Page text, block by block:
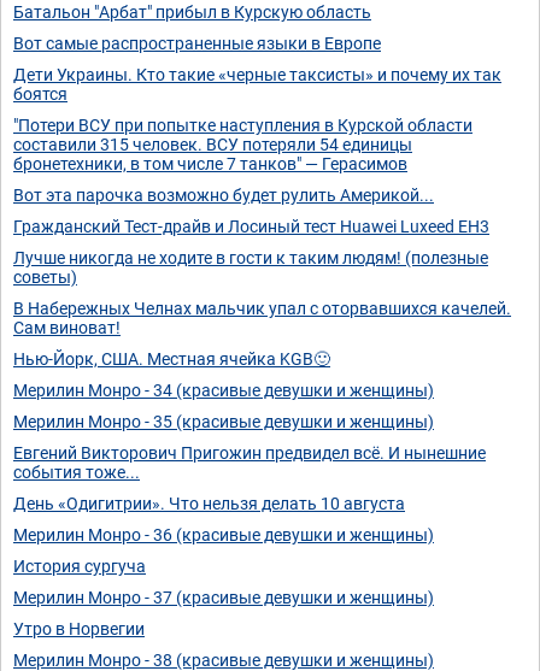
Батальон "Арбат" прибыл в Курскую область
Вот самые распространенные языки в Европе
Дети Украины. Кто такие «черные таксисты» и почему их так
боятся
"Потери ВСУ при попытке наступления в Курской области
составили 315 человек. ВСУ потеряли 54 единицы
бронетехники, в том числе 7 танков" — Герасимов
Вот эта парочка возможно будет рулить Америкой...
Гражданский Тест-драйв и Лосиный тест Huawei Luxeed EH3
Лучше никогда не ходите в гости к таким людям! (полезные
советы)
В Набережных Челнах мальчик упал с оторвавшихся качелей.
Сам виноват!
Нью-Йорк, США. Местная ячейка KGB🙂
Мерилин Монро - 34 (красивые девушки и женщины)
Мерилин Монро - 35 (красивые девушки и женщины)
Евгений Викторович Пригожин предвидел всё. И нынешние
события тоже...
День «Одигитрии». Что нельзя делать 10 августа
Мерилин Монро - 36 (красивые девушки и женщины)
История сургуча
Мерилин Монро - 37 (красивые девушки и женщины)
Утро в Норвегии
Мерилин Монро - 38 (красивые девушки и женщины)